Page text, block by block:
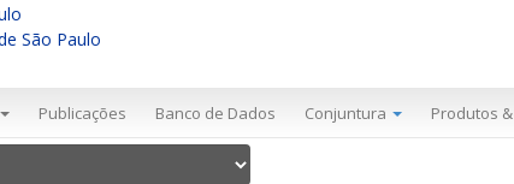
Publicações Banco de Dados Conjuntura Produtos